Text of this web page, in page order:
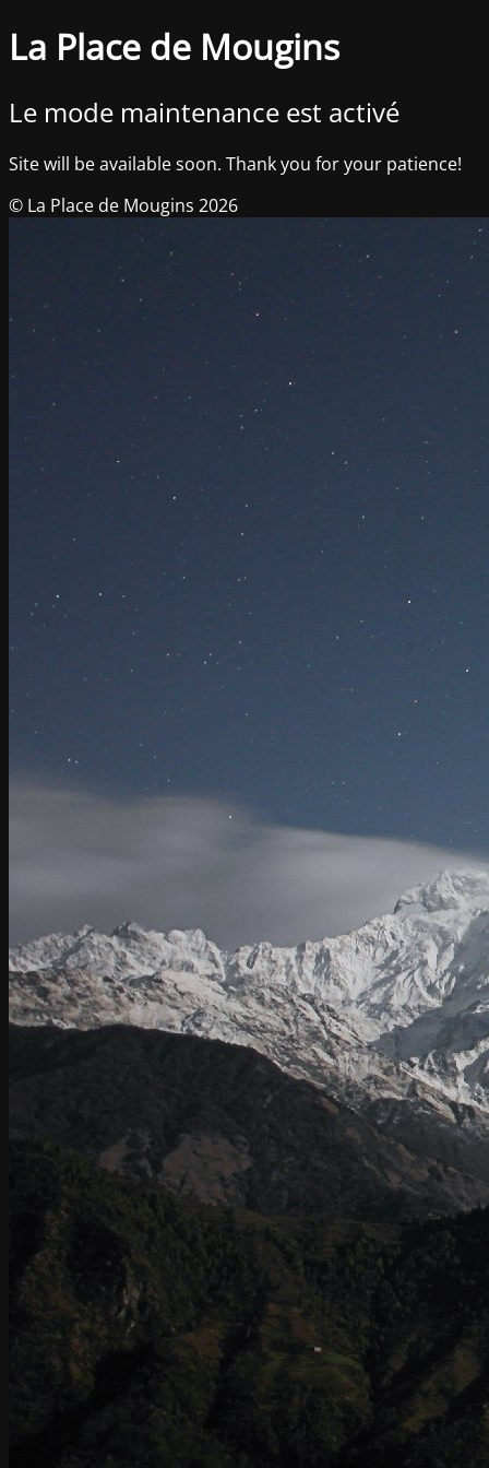
La Place de Mougins
Le mode maintenance est activé
Site will be available soon. Thank you for your patience!
© La Place de Mougins 2026